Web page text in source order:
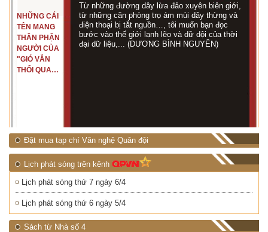
NHỮNG CÁI
TÊN MANG
THÂN PHẬN
NGƯỜI CỦA
"GIÓ VẪN
THỔI QUA
Từ những đường dây lừa đảo xuyên biên giới,
từ những căn phòng trọ ám mùi dây thừng và
điện thoại bị tắt nguồn…, tôi muốn bạn đọc
bước vào thế giới lạnh lẽo và dữ dội của thời
đại dữ liệu,... (DƯƠNG BÌNH NGUYÊN)
Đặt mua tạp chí Văn nghệ Quân đội
Lịch phát sóng trên kênh
Lịch phát sóng thứ 7 ngày 6/4
Lịch phát sóng thứ 6 ngày 5/4
Sách từ Nhà số 4